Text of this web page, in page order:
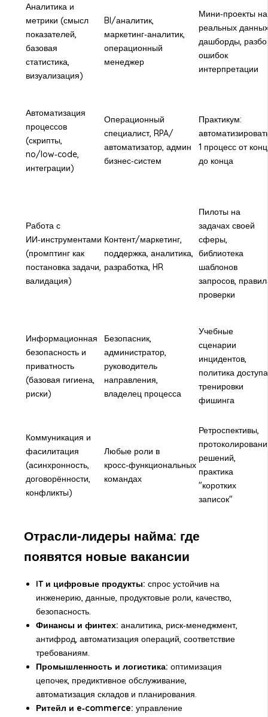
Аналитика и
метрики (смысл
показателей,
базовая
статистика,
визуализация)
BI/аналитик,
маркетинг‑аналитик,
операционный
менеджер
Мини‑проекты на
реальных
дашборды,
ошибок
интерпретации
Автоматизация
процессов
(скрипты,
no/low‑code,
интеграции)
Операционный
специалист, RPA/
автоматизатор, админ
бизнес‑систем
Практикум:
1 процесс от
до конца
Работа с
ИИ‑инструментами
(промптинг как
постановка задачи,
валидация)
Контент/маркетинг,
поддержка, аналитика,
разработка, HR
Пилоты на
задачах своей
сферы,
библиотека
шаблонов
запросов,
проверки
Информационная
безопасность и
приватность
(базовая гигиена,
риски)
Безопасник,
администратор,
руководитель
направления,
владелец процесса
Учебные
сценарии
инцидентов,
политика
тренировки
фишинга
Коммуникация и
фасилитация
(асинхронность,
договорённости,
конфликты)
Любые роли в
кросс‑функциональных
командах
Ретроспективы,
решений,
практика
"коротких
записок"
Отрасли‑лидеры найма: где
появятся новые вакансии
IT и цифровые продукты: спрос устойчив на
инженерию, данные, продуктовые роли, качество,
безопасность.
Финансы и финтех: аналитика, риск‑менеджмент,
антифрод, автоматизация операций, соответствие
требованиям.
Промышленность и логистика: оптимизация
цепочек, предиктивное обслуживание,
автоматизация складов и планирования.
Ритейл и e‑commerce: управление